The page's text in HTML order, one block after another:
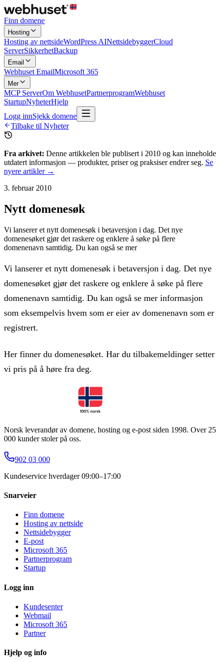
Finn domene
Hosting
Hosting av nettsideWordPress AINettsidebyggerCloud
ServerSikkerhetBackup
Email
Webhuset EmailMicrosoft 365
Mer
MCP ServerOm WebhusetPartnerprogramWebhuset
StartupNyheterHjelp
Logg innSjekk domene
Tilbake til Nyheter
Fra arkivet: Denne artikkelen ble publisert i 2010 og kan inneholde
utdatert informasjon — produkter, priser og praksiser endrer seg. Se
nyere artikler →
3. februar 2010
Nytt domenesøk
Vi lanserer et nytt domenesøk i betaversjon i dag. Det nye
domenesøket gjør det raskere og enklere å søke på flere
domenenavn samtidig. Du kan også se mer
Vi lanserer et nytt domenesøk i betaversjon i dag. Det nye
domenesøket gjør det raskere og enklere å søke på flere
domenenavn samtidig. Du kan også se mer informasjon
som eksempelvis hvem som er eier av domenenavn som er
registrert.
Her finner du domenesøket. Har du tilbakemeldinger setter
vi pris på å høre fra deg.
Norsk leverandør av domene, hosting og e-post siden 1998. Over 25
000 kunder stoler på oss.
902 03 000
Kundeservice hverdager 09:00–17:00
Snarveier
Finn domene
Hosting av nettside
Nettsidebygger
E-post
Microsoft 365
Partnerprogram
Startup
Logg inn
Kundesenter
Webmail
Microsoft 365
Partner
Hjelp og info